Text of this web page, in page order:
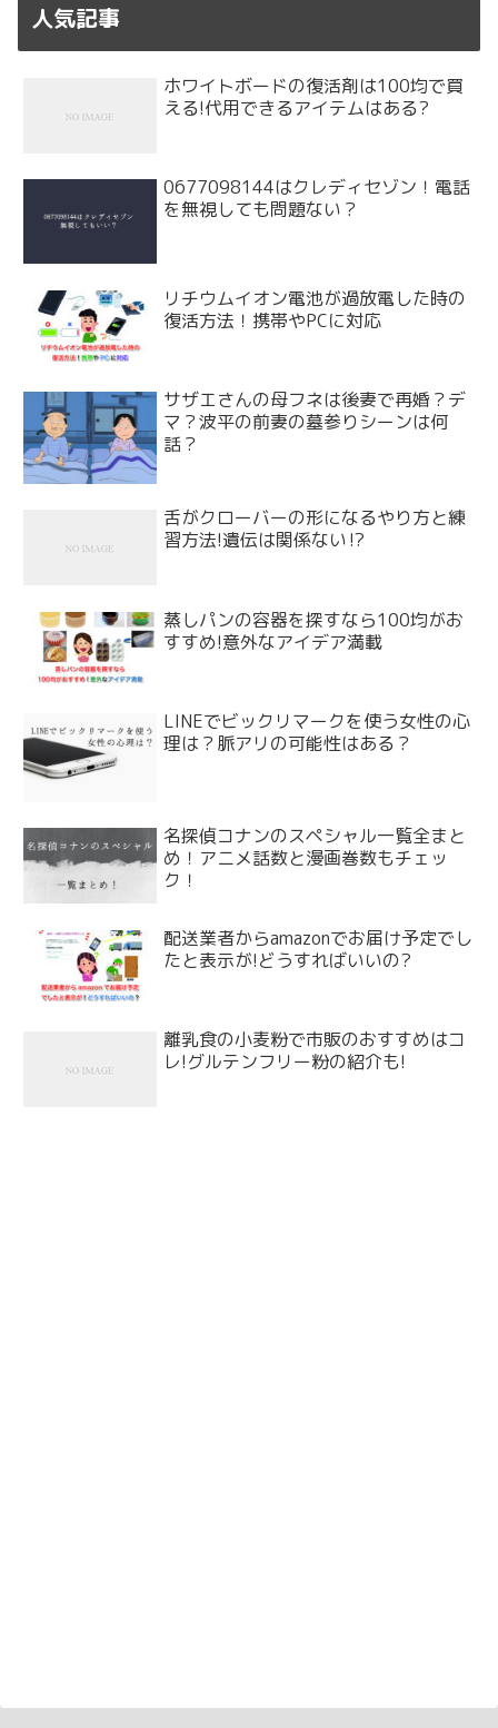
人気記事
ホワイトボードの復活剤は100均で買
える!代用できるアイテムはある?
0677098144はクレディセゾン！電話
を無視しても問題ない？
リチウムイオン電池が過放電した時の
復活方法！携帯やPCに対応
サザエさんの母フネは後妻で再婚？デ
マ？波平の前妻の墓参りシーンは何
話？
舌がクローバーの形になるやり方と練
習方法!遺伝は関係ない⁉
蒸しパンの容器を探すなら100均がお
すすめ!意外なアイデア満載
LINEでビックリマークを使う女性の心
理は？脈アリの可能性はある？
名探偵コナンのスペシャル一覧全まと
め！アニメ話数と漫画巻数もチェッ
ク！
配送業者からamazonでお届け予定でし
たと表示が!どうすればいいの?
離乳食の小麦粉で市販のおすすめはコ
レ!グルテンフリー粉の紹介も!